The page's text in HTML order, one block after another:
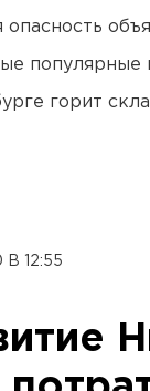
опасность
популярные
горит
12:55